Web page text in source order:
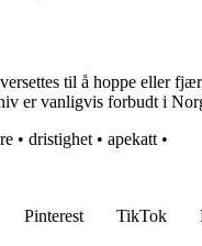
til å hoppe eller
er vanligvis forbudt i
• dristighet • apekatt •
Pinterest TikTok